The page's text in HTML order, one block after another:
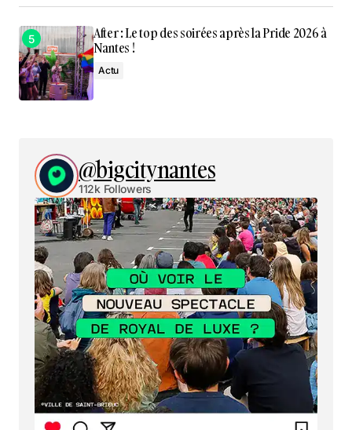
After : Le top des soirées après la Pride 2026 à
Nantes !
Actu
@bigcitynantes
112k Followers